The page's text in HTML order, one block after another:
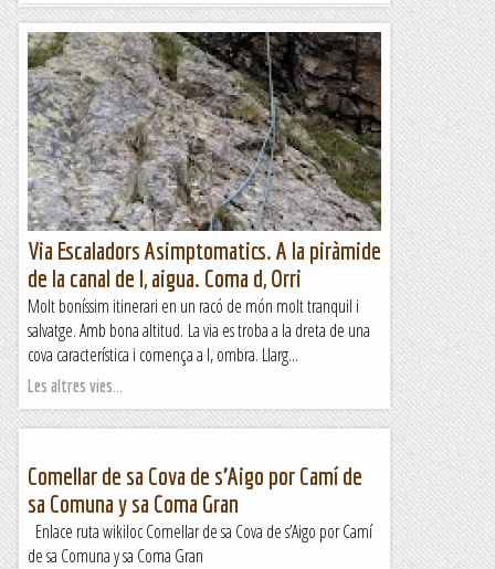
Via Escaladors Asimptomatics. A la piràmide
de la canal de l, aigua. Coma d, Orri
Molt boníssim itinerari en un racó de món molt tranquil i
salvatge. Amb bona altitud. La via es troba a la dreta de una
cova característica i comença a l, ombra. Llarg...
Les altres vies...
Comellar de sa Cova de s’Aigo por Camí de
sa Comuna y sa Coma Gran
Enlace ruta wikiloc Comellar de sa Cova de s’Aigo por Camí
de sa Comuna y sa Coma Gran